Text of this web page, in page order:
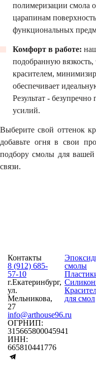
полимеризации смола
царапинам
функциональных
Комфорт в работе:
подобранную
красителем,
обеспечивает
Результат -
усилий.
Выберите свой оттенок
добавьте огня в свои
подбору смолы для
связи.
Контакты
8 (912) 685-
57-10
г.Екатеринбург,
ул.
Мельникова,
27
info@arthouse96.ru
ОГРНИП:
315665800045941
ИНН:
665810441776
смолы
для смол